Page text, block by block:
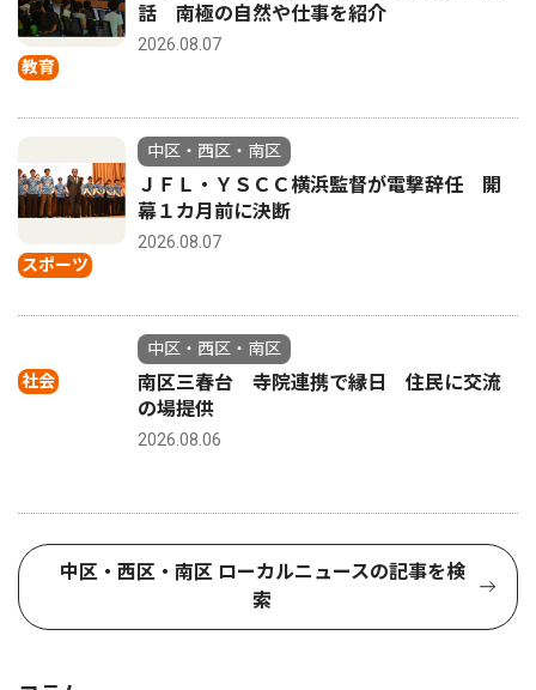
教育
話 南極の自然や仕事を紹介
2026.08.07
スポーツ
中区・西区・南区
ＪＦＬ・ＹＳＣＣ横浜監督が電撃辞任 開
幕１カ月前に決断
2026.08.07
社会
中区・西区・南区
南区三春台 寺院連携で縁日 住民に交流
の場提供
2026.08.06
中区・西区・南区 ローカルニュースの記事を検
索